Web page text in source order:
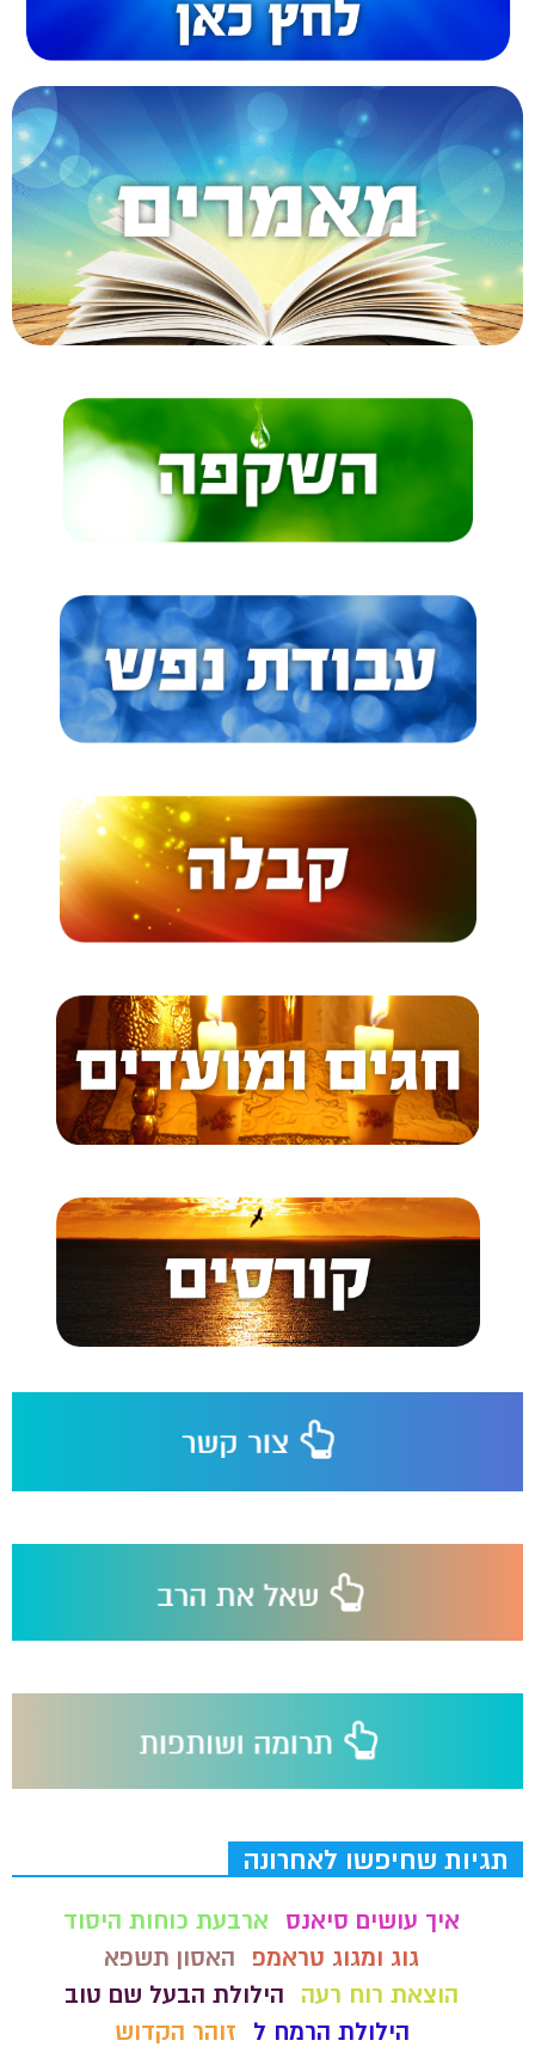
תגיות שחיפשו לאחרונה
איך עושים סיאנס
ארבעת כוחות היסוד
גוג ומגוג טראמפ
האסון תשפא
הוצאת רוח רעה
הילולת הבעל שם טוב
הילולת הרמח ל
זוהר הקדוש